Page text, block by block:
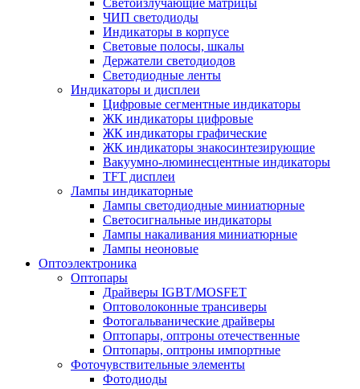
ЧИП светодиоды
Индикаторы в корпусе
Световые полосы, шкалы
Держатели светодиодов
Светодиодные ленты
Индикаторы и дисплеи
Цифровые сегментные индикаторы
ЖК индикаторы цифровые
ЖК индикаторы графические
ЖК индикаторы знакосинтезирующие
Вакуумно-люминесцентные индикаторы
TFT дисплеи
Лампы индикаторные
Лампы светодиодные миниатюрные
Светосигнальные индикаторы
Лампы накаливания миниатюрные
Лампы неоновые
Оптоэлектроника
Оптопары
Драйверы IGBT/MOSFET
Оптоволоконные трансиверы
Фотогальванические драйверы
Оптопары, оптроны отечественные
Оптопары, оптроны импортные
Фоточувствительные элементы
Фотодиоды